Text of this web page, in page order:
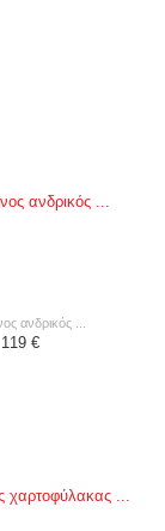
ανδρικός ...
119 €